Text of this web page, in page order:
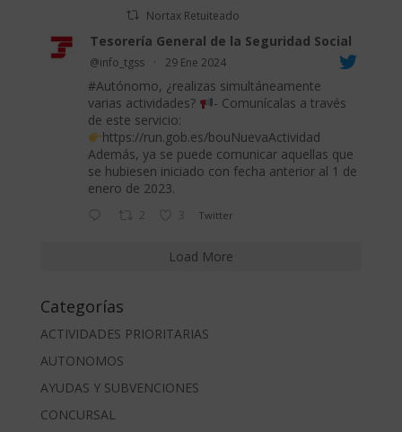
Nortax Retuiteado
Tesorería General de la Seguridad Social
@info_tgss · 29 Ene 2024
#Autónomo, ¿realizas simultáneamente
varias actividades?
- Comunícalas a través
de este servicio:
https://run.gob.es/bouNuevaActividad
Además, ya se puede comunicar aquellas que
se hubiesen iniciado con fecha anterior al 1 de
enero de 2023.
2 3 Twitter
Load More
Categorías
ACTIVIDADES PRIORITARIAS
AUTONOMOS
AYUDAS Y SUBVENCIONES
CONCURSAL